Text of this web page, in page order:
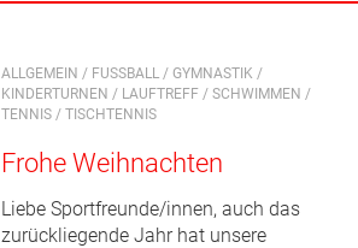
ALLGEMEIN / FUSSBALL / GYMNASTIK /
KINDERTURNEN / LAUFTREFF/ SCHWIMMEN /
TENNIS/ TISCHTENNIS
Frohe Weihnachten
Liebe Sportfreunde/innen, auch das
zurückliegende Jahr hat unsere